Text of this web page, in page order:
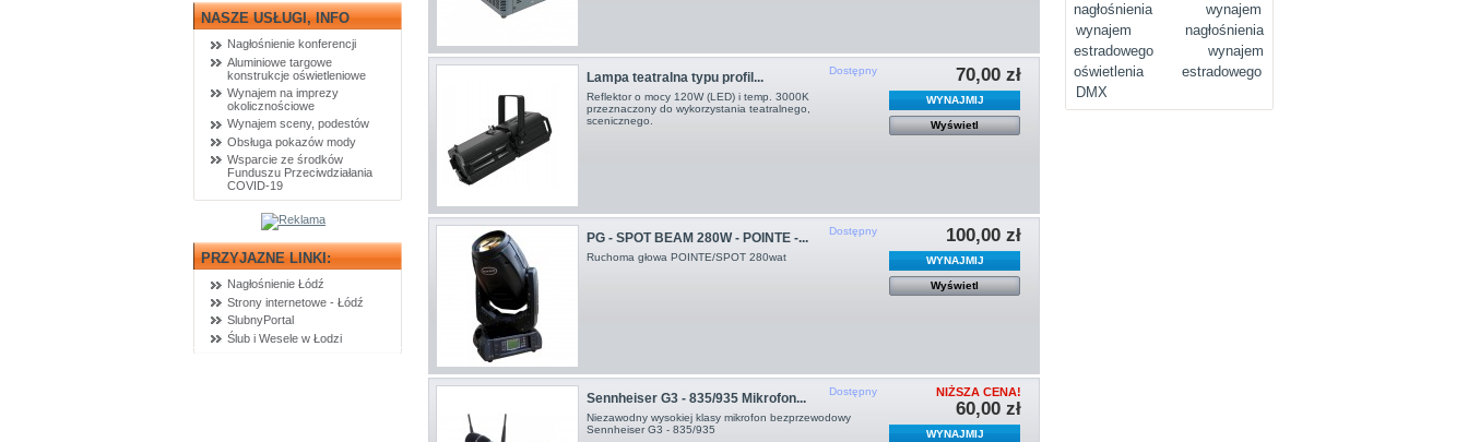
NASZE USŁUGI, INFO
Nagłośnienie konferencji
Aluminiowe targowe
konstrukcje oświetleniowe
Wynajem na imprezy
okolicznościowe
Wynajem sceny, podestów
Obsługa pokazów mody
Wsparcie ze środków
Funduszu Przeciwdziałania
COVID-19
PRZYJAZNE LINKI:
Nagłośnienie Łódź
Strony internetowe - Łódź
SlubnyPortal
Ślub i Wesele w Łodzi
Dostępny
Lampa teatralna typu profil...
Reflektor o mocy 120W (LED) i temp. 3000K
przeznaczony do wykorzystania teatralnego,
scenicznego.
70,00 zł
WYNAJMIJ
Wyświetl
Dostępny
PG - SPOT BEAM 280W - POINTE -...
Ruchoma głowa POINTE/SPOT 280wat
100,00 zł
WYNAJMIJ
Wyświetl
Dostępny
Sennheiser G3 - 835/935 Mikrofon...
Niezawodny wysokiej klasy mikrofon bezprzewodowy
Sennheiser G3 - 835/935
NIŻSZA CENA!
60,00 zł
WYNAJMIJ
nagłośnienia
wynajem
wynajem nagłośnienia
estradowego
wynajem
oświetlenia estradowego
DMX